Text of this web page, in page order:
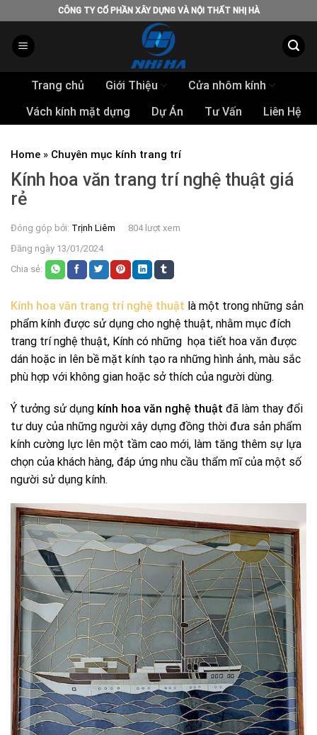
to
content
CÔNG TY CỔ PHẦN XÂY DỰNG VÀ NỘI THẤT NHỊ HÀ
Trang chủ Giới Thiệu
Cửa nhôm kính
Vách kính mặt dựng
Dự Án Tư Vấn Liên Hệ
Home » Chuyên mục kính trang trí
Kính hoa văn trang trí nghệ thuật giá
rẻ
Đóng góp bởi: Trịnh Liêm
804 lượt xem
Đăng ngày 13/01/2024
Chia sẻ:
Kính hoa văn trang trí nghệ thuật là một trong những sản
phẩm kính được sử dụng cho nghệ thuật, nhằm mục đích
trang trí nghệ thuật, Kính có những họa tiết hoa văn được
dán hoặc in lên bề mặt kính tạo ra những hình ảnh, màu sắc
phù hợp với không gian hoặc sở thích của người dùng.
Ý tưởng sử dụng kính hoa văn nghệ thuật đã làm thay đổi
tư duy của những người xây dựng đồng thời đưa sản phẩm
kính cường lực lên một tầm cao mới, làm tăng thêm sự lựa
chọn của khách hàng, đáp ứng nhu cầu thẩm mĩ của một số
người sử dụng kính.